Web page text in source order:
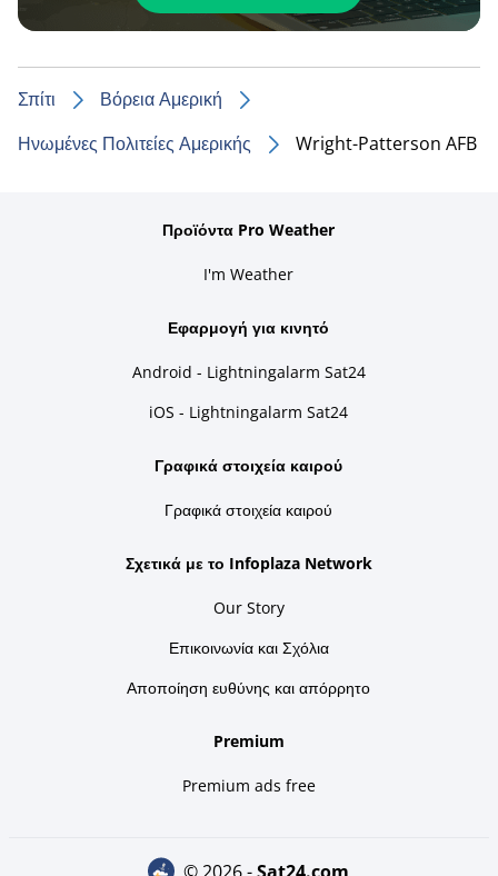
Σπίτι
Βόρεια Αμερική
Ηνωμένες Πολιτείες Αμερικής
Wright-Patterson AFB
Προϊόντα Pro Weather
I'm Weather
Εφαρμογή για κινητό
Android - Lightningalarm Sat24
iOS - Lightningalarm Sat24
Γραφικά στοιχεία καιρού
Γραφικά στοιχεία καιρού
Σχετικά με το Infoplaza Network
Our Story
Επικοινωνία και Σχόλια
Αποποίηση ευθύνης και απόρρητο
Premium
Premium ads free